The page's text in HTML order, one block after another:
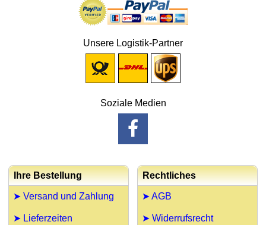
Unsere Logistik-Partner
Soziale Medien
Ihre Bestellung
➤ Versand und Zahlung
➤ Lieferzeiten
Rechtliches
➤ AGB
➤ Widerrufsrecht